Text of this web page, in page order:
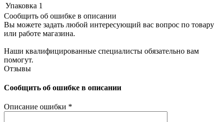
Упаковка 1
Сообщить об ошибке в описании
Вы можете задать любой интересующий вас вопрос по товару
или работе магазина.
Наши квалифицированные специалисты обязательно вам
помогут.
Отзывы
Сообщить об ошибке в описании
Описание ошибки *